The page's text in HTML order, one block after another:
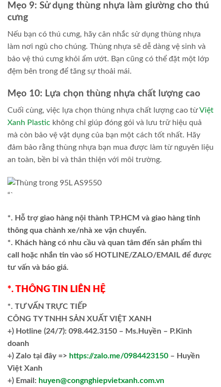
Mẹo 9: Sử dụng thùng nhựa làm giường cho thú
cưng
Nếu bạn có thú cưng, hãy cân nhắc sử dụng thùng nhựa
làm nơi ngủ cho chúng. Thùng nhựa sẽ dễ dàng vệ sinh và
bảo vệ thú cưng khỏi ẩm ướt. Bạn cũng có thể đặt một lớp
đệm bên trong để tăng sự thoải mái.
Mẹo 10: Lựa chọn thùng nhựa chất lượng cao
Cuối cùng, việc lựa chọn thùng nhựa chất lượng cao từViệt
Xanh Plastic không chỉ giúp đóng gói và lưu trữ hiệu quả
mà còn bảo vệ vật dụng của bạn một cách tốt nhất. Hãy
đảm bảo rằng thùng nhựa bạn mua được làm từ nguyên liệu
an toàn, bền bỉ và thân thiện với môi trường.
“`
*. Hỗ trợ giao hàng nội thành TP.HCM và giao hàng tỉnh
thông qua chành xe/nhà xe vận chuyển.
*. Khách hàng có nhu cầu và quan tâm đến sản phẩm thì
call hoặc nhắn tin vào số HOTLINE/ZALO/EMAIL để được
tư vấn và báo giá.
*. THÔNG TIN LIÊN HỆ
*. TƯ VẤN TRỰC TIẾP
CÔNG TY TNHH SẢN XUẤT VIỆT XANH
+) Hotline (24/7): 098.442.3150 – Ms.Huyền – P.Kinh
doanh
+) Zalo tại đây => https://zalo.me/0984423150 – Huyền
Việt Xanh
+) Email: huyen@congnghiepvietxanh.com.vn